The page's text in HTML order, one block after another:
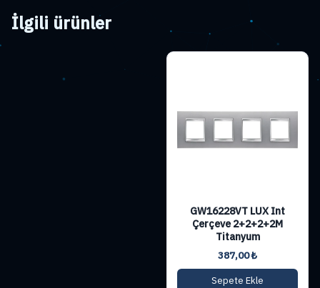
İlgili ürünler
GW16228VT LUX Int
Çerçeve 2+2+2+2M
Titanyum
387,00₺
Sepete Ekle